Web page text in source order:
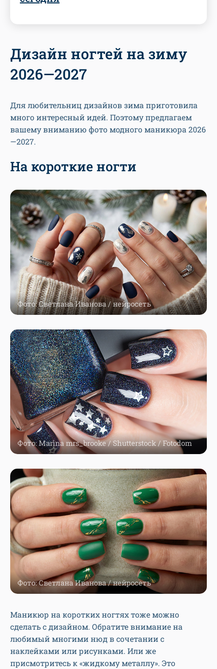
Дизайн ногтей на зиму
2026—2027
Для любительниц дизайнов зима приготовила
много интересный идей. Поэтому предлагаем
вашему вниманию фото модного маникюра 2026
—2027.
На короткие ногти
Фото: Светлана Иванова / нейросеть
Фото: Marina mrs_brooke / Shutterstock / Fotodom
Фото: Светлана Иванова / нейросеть
Маникюр на коротких ногтях тоже можно
сделать с дизайном. Обратите внимание на
любимый многими нюд в сочетании с
наклейками или рисунками. Или же
присмотритесь к «жидкому металлу». Это